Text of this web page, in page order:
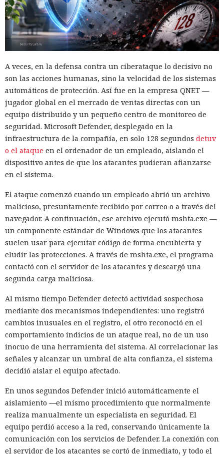
A veces, en la defensa contra un ciberataque lo decisivo no
son las acciones humanas, sino la velocidad de los sistemas
automáticos de protección. Así fue en la empresa QNET —
jugador global en el mercado de ventas directas con un
equipo distribuido y un pequeño centro de monitoreo de
seguridad. Microsoft Defender, desplegado en la
infraestructura de la compañía, en solo 128 segundos detuv
o el ataque en el ordenador de un empleado, aislando el
dispositivo antes de que los atacantes pudieran afianzarse
en el sistema.
El ataque comenzó cuando un empleado abrió un archivo
malicioso, presuntamente recibido por correo o a través del
navegador. A continuación, ese archivo ejecutó mshta.exe —
un componente estándar de Windows que los atacantes
suelen usar para ejecutar código de forma encubierta y
eludir las protecciones. A través de mshta.exe, el programa
contactó con el servidor de los atacantes y descargó una
segunda carga maliciosa.
Al mismo tiempo Defender detectó actividad sospechosa
mediante dos mecanismos independientes: uno registró
cambios inusuales en el registro, el otro reconoció en el
comportamiento indicios de un ataque real, no de un uso
inocuo de una herramienta del sistema. Al correlacionar las
señales y alcanzar un umbral de alta confianza, el sistema
decidió aislar el equipo afectado.
En unos segundos Defender inició automáticamente el
aislamiento —el mismo procedimiento que normalmente
realiza manualmente un especialista en seguridad. El
equipo perdió acceso a la red, conservando únicamente la
comunicación con los servicios de Defender. La conexión con
el servidor de los atacantes se cortó de inmediato, y todo el